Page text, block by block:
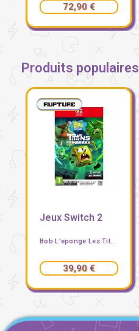
72,90 €
Produits populaires
Jeux Switch 2
Bob L'eponge Les Titans Des Marées NINTENDO SWITCH 2
39,90 €